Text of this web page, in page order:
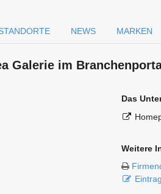
NEWS MARKEN
Galerie im
Das
Weitere